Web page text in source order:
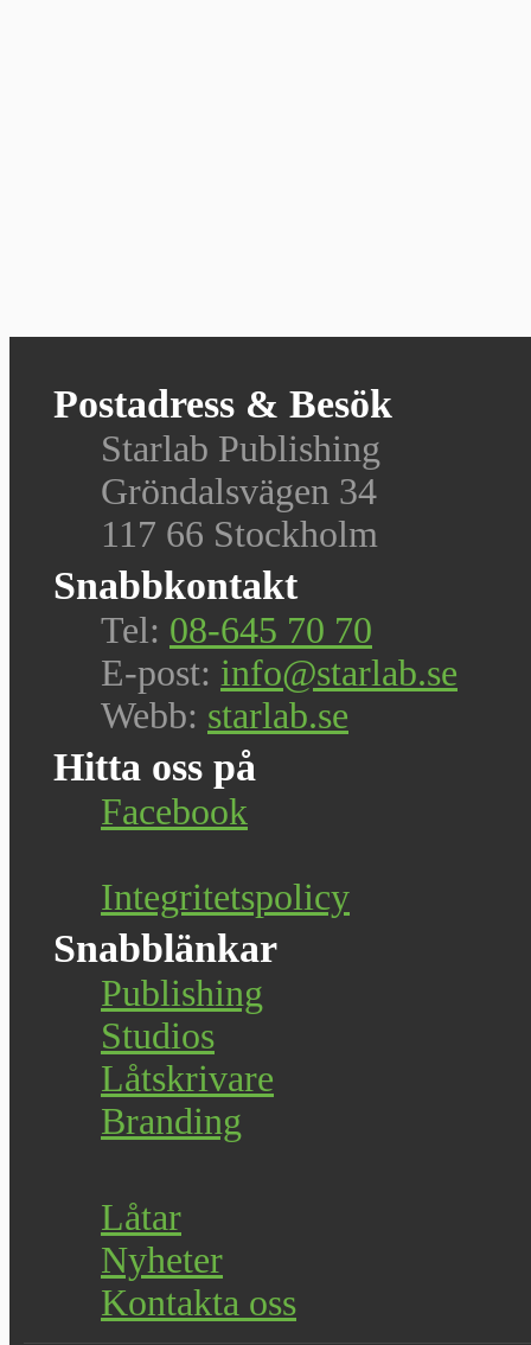
Postadress & Besök
Starlab Publishing
Gröndalsvägen 34
117 66 Stockholm
Snabbkontakt
Tel: 08-645 70 70
E-post: info@starlab.se
Webb: starlab.se
Hitta oss på
Facebook
Integritetspolicy
Snabblänkar
Publishing
Studios
Låtskrivare
Branding
Låtar
Nyheter
Kontakta oss